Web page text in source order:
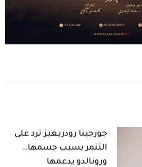
جورجينا رودريغيز ترد على
التنمر بسبب جسمها..
ورونالدو يدعمها